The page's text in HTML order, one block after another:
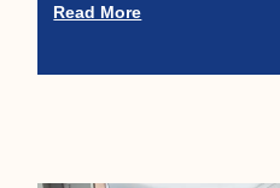
Read More